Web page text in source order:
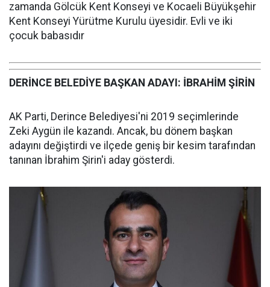
zamanda Gölcük Kent Konseyi ve Kocaeli Büyükşehir
Kent Konseyi Yürütme Kurulu üyesidir. Evli ve iki
çocuk babasıdır
DERİNCE BELEDİYE BAŞKAN ADAYI: İBRAHİM ŞİRİN
AK Parti, Derince Belediyesi'ni 2019 seçimlerinde
Zeki Aygün ile kazandı. Ancak, bu dönem başkan
adayını değiştirdi ve ilçede geniş bir kesim tarafından
tanınan İbrahim Şirin'i aday gösterdi.